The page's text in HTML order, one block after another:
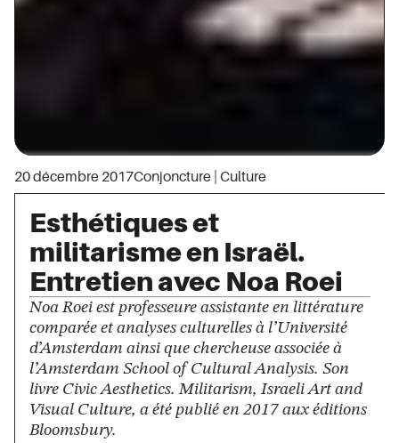
20 décembre 2017Conjoncture Culture
Esthétiques et
militarisme en Israël.
Entretien avec Noa Roei
Noa Roei est professeure assistante en littérature
comparée et analyses culturelles à l’Université
d’Amsterdam ainsi que chercheuse associée à
l’Amsterdam School of Cultural Analysis. Son
livre Civic Aesthetics. Militarism, Israeli Art and
Visual Culture, a été publié en 2017 aux éditions
Bloomsbury.